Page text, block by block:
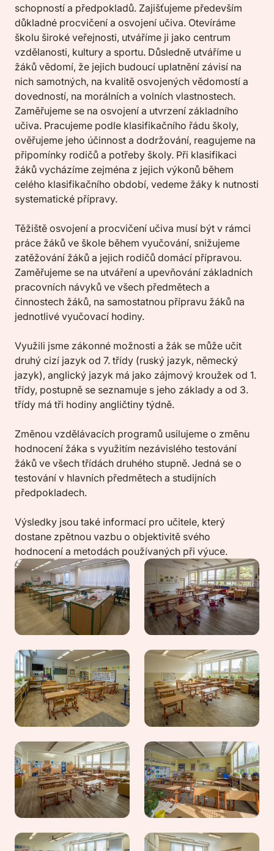
schopností a předpokladů. Zajišťujeme především
důkladné procvičení a osvojení učiva. Otevíráme
školu široké veřejnosti, utváříme ji jako centrum
vzdělanosti, kultury a sportu. Důsledně utváříme u
žáků vědomí, že jejich budoucí uplatnění závisí na
nich samotných, na kvalitě osvojených vědomostí a
dovedností, na morálních a volních vlastnostech.
Zaměřujeme se na osvojení a utvrzení základního
učiva. Pracujeme podle klasifikačního řádu školy,
ověřujeme jeho účinnost a dodržování, reagujeme na
připomínky rodičů a potřeby školy. Při klasifikaci
žáků vycházíme zejména z jejich výkonů během
celého klasifikačního období, vedeme žáky k nutnosti
systematické přípravy.
Těžiště osvojení a procvičení učiva musí být v rámci
práce žáků ve škole během vyučování, snižujeme
zatěžování žáků a jejich rodičů domácí přípravou.
Zaměřujeme se na utváření a upevňování základních
pracovních návyků ve všech předmětech a
činnostech žáků, na samostatnou přípravu žáků na
jednotlivé vyučovací hodiny.
Využili jsme zákonné možnosti a žák se může učit
druhý cizí jazyk od 7. třídy (ruský jazyk, německý
jazyk), anglický jazyk má jako zájmový kroužek od 1.
třídy, postupně se seznamuje s jeho základy a od 3.
třídy má tři hodiny angličtiny týdně.
Změnou vzdělávacích programů usilujeme o změnu
hodnocení žáka s využitím nezávislého testování
žáků ve všech třídách druhého stupně. Jedná se o
testování v hlavních předmětech a studijních
předpokladech.
Výsledky jsou také informací pro učitele, který
dostane zpětnou vazbu o objektivitě svého
hodnocení a metodách používaných při výuce.